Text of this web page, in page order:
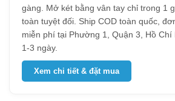
gàng. Mở két bằng vân tay chỉ trong 1
toàn tuyệt đối. Ship COD toàn quốc,
miễn phí tại Phường 1, Quận 3, Hồ
1-3 ngày.
Xem chi tiết & đặt mua